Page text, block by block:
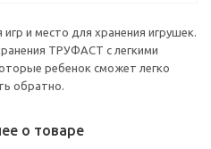
и место для хранения игрушек.
ТРУФАСТ с легкими
ребенок сможет легко
обратно.
о товаре